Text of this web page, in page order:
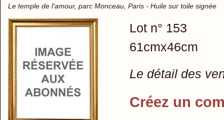
Le temple de l'amour, parc Monceau, Paris - Huile sur toile signée
Lot n° 153
61cmx46cm
Le détail des
Créez un